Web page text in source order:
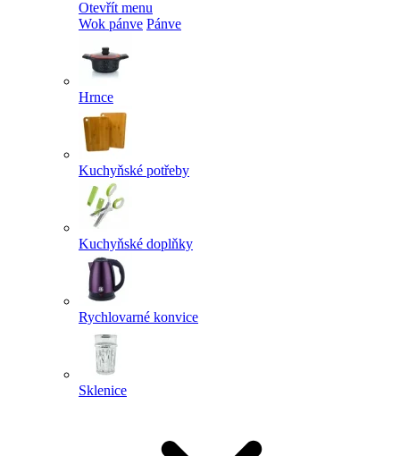
Otevřít menu
Wok pánve Pánve
Hrnce
Kuchyňské potřeby
Kuchyňské doplňky
Rychlovarné konvice
Sklenice